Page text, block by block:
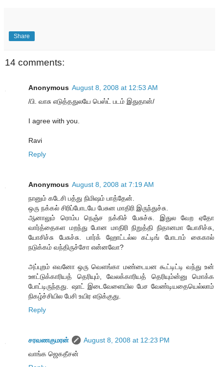
Share
14 comments:
Anonymous August 8, 2008 at 12:53 AM
/பி. வாசு எடுத்ததுலயே பெஸ்ட் படம் இதுதான்/
I agree with you.
Ravi
Reply
Anonymous August 8, 2008 at 7:19 AM
நானும் கடேசி பத்து நிமிஷம் பாத்தேன்.
ஒரு நக்கல் சிரிப்போடயே பேசுன மாதிரி இருந்துச்சு.
ஆனாலும் ரொம்ப நெஞ்ச நக்கிச் பேசுச்சு. இதுல வேற ஏதோ
வார்த்தைகள மறந்து போன மாதிரி நிறுத்தி நிதானமா யோசிச்சு,
யோசிச்சு பேசுச்சு. பார்க் ஹோட்டல்ல கட்டிங் போடாம் கைகால்
நடுக்கம் வந்திருச்சோ என்னவோ?
அப்புறம் எவனோ ஒரு வெளங்கா மண்டையன கூட்டிட்டி வந்து உன்
ஊட்டுக்காரியத் தெரியும், வேலக்காரியத் தெரியும்ன்னு மொக்க
போட்டிருந்தது. ஷாட் இடைவேளையில பேச வேண்டியதையெல்லாம்
நிகழ்ச்சியில பேசி உயிர எடுக்குது.
Reply
சரவணகுமரன்
August 8, 2008 at 12:23 PM
வாங்க ஜெகதீசன்